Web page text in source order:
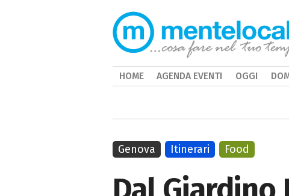
Genova Itinerari Food
HOME AGENDA EVENTI OGGI